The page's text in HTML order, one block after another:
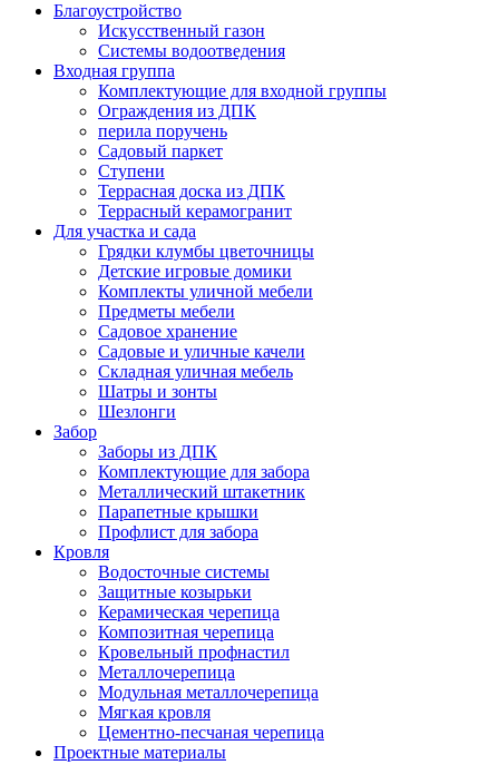
Благоустройство
Искусственный газон
Системы водоотведения
Входная группа
Комплектующие для входной группы
Ограждения из ДПК
перила поручень
Садовый паркет
Ступени
Террасная доска из ДПК
Террасный керамогранит
Для участка и сада
Грядки клумбы цветочницы
Детские игровые домики
Комплекты уличной мебели
Предметы мебели
Садовое хранение
Садовые и уличные качели
Складная уличная мебель
Шатры и зонты
Шезлонги
Забор
Заборы из ДПК
Комплектующие для забора
Металлический штакетник
Парапетные крышки
Профлист для забора
Кровля
Водосточные системы
Защитные козырьки
Керамическая черепица
Композитная черепица
Кровельный профнастил
Металлочерепица
Модульная металлочерепица
Мягкая кровля
Цементно-песчаная черепица
Проектные материалы